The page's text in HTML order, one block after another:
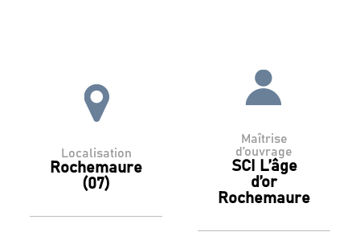
Localisation
Rochemaure
(07)
Maîtrise
d’ouvrage
SCI L’âge
d’or
Rochemaure